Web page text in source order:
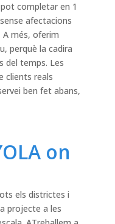
completar en 1
afectacions
més, oferim
perquè la cadira
del temps. Les
clients reals
ben fet abans,
on
els districtes i
projecte a les